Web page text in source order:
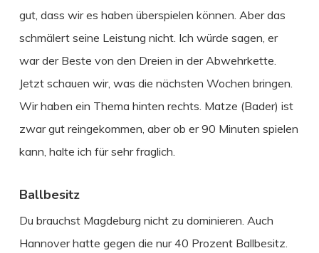
gut, dass wir es haben überspielen können. Aber das
schmälert seine Leistung nicht. Ich würde sagen, er
war der Beste von den Dreien in der Abwehrkette.
Jetzt schauen wir, was die nächsten Wochen bringen.
Wir haben ein Thema hinten rechts. Matze (Bader) ist
zwar gut reingekommen, aber ob er 90 Minuten spielen
kann, halte ich für sehr fraglich.
Ballbesitz
Du brauchst Magdeburg nicht zu dominieren. Auch
Hannover hatte gegen die nur 40 Prozent Ballbesitz.